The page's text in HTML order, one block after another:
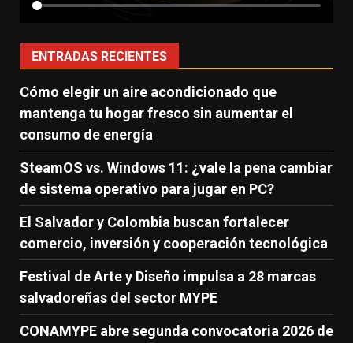
ENTRADAS RECIENTES
Cómo elegir un aire acondicionado que
mantenga tu hogar fresco sin aumentar el
consumo de energía
SteamOS vs. Windows 11: ¿vale la pena cambiar
de sistema operativo para jugar en PC?
El Salvador y Colombia buscan fortalecer
comercio, inversión y cooperación tecnológica
Festival de Arte y Diseño impulsa a 28 marcas
salvadoreñas del sector MYPE
CONAMYPE abre segunda convocatoria 2026 de